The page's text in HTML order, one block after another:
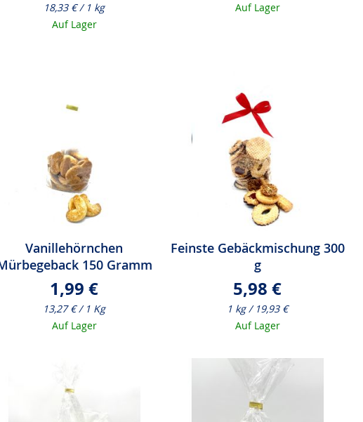
18,33 € / 1 kg
Auf Lager
Auf Lager
Vanillehörnchen
150 Gramm
1,99 €
13,27 € / 1 Kg
Auf Lager
Feinste Gebäckmischung 300
g
5,98 €
1 kg / 19,93 €
Auf Lager